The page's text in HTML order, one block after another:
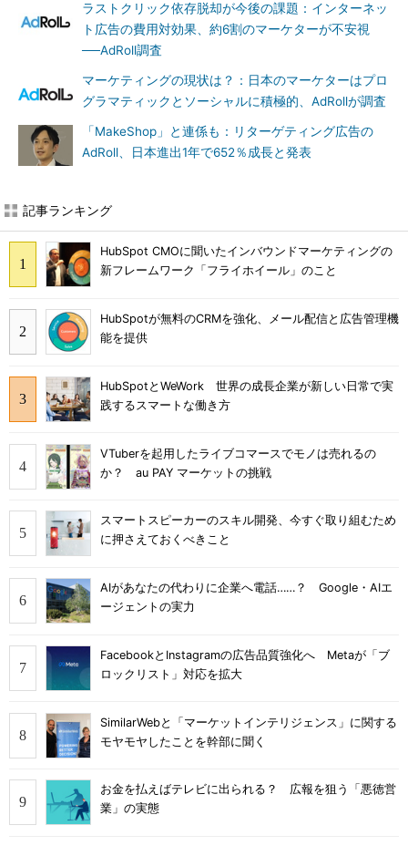
ラストクリック依存脱却が今後の課題：インターネッ
ト広告の費用対効果、約6割のマーケターが不安視
──AdRoll調査
マーケティングの現状は？：日本のマーケターはプロ
グラマティックとソーシャルに積極的、AdRollが調査
「MakeShop」と連係も：リターゲティング広告の
AdRoll、日本進出1年で652％成長と発表
記事ランキング
HubSpot CMOに聞いたインバウンドマーケティングの
新フレームワーク「フライホイール」のこと
HubSpotが無料のCRMを強化、メール配信と広告管理機
能を提供
HubSpotとWeWork 世界の成長企業が新しい日常で実
践するスマートな働き方
VTuberを起用したライブコマースでモノは売れるの
か？ au PAY マーケットの挑戦
スマートスピーカーのスキル開発、今すぐ取り組むため
に押さえておくべきこと
AIがあなたの代わりに企業へ電話……？ Google・AIエ
ージェントの実力
FacebookとInstagramの広告品質強化へ Metaが「ブ
ロックリスト」対応を拡大
SimilarWebと「マーケットインテリジェンス」に関する
モヤモヤしたことを幹部に聞く
お金を払えばテレビに出られる？ 広報を狙う「悪徳営
業」の実態